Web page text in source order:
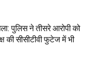
पुलिस ने तीसरे आरोपी को
की सीसीटीवी फुटेज में भी